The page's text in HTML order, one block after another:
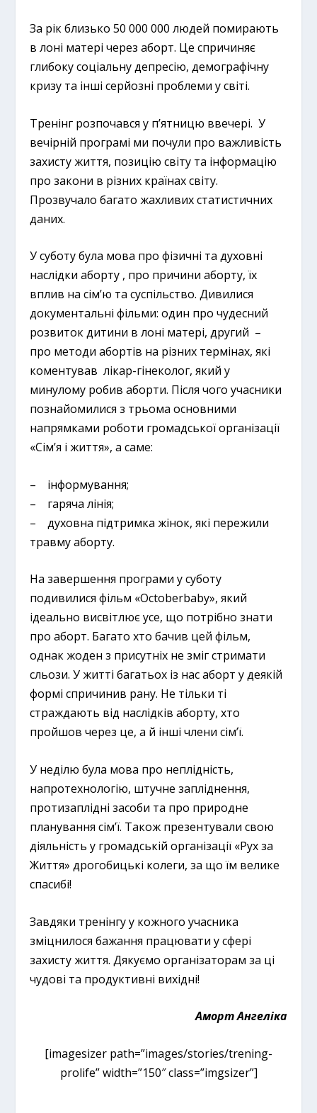
За рік близько 50 000 000 людей помирають
в лоні матері через аборт. Це спричиняє
глибоку соціальну депресію, демографічну
кризу та інші серйозні проблеми у світі.
Тренінг розпочався у п’ятницю ввечері. У
вечірній програмі ми почули про важливість
захисту життя, позицію світу та інформацію
про закони в різних країнах світу.
Прозвучало багато жахливих статистичних
даних.
У суботу була мова про фізичні та духовні
наслідки аборту , про причини аборту, їх
вплив на сім’ю та суспільство. Дивилися
документальні фільми: один про чудесний
розвиток дитини в лоні матері, другий –
про методи абортів на різних термінах, які
коментував лікар-гінеколог, який у
минулому робив аборти. Після чого учасники
познайомилися з трьома основними
напрямками роботи громадської організації
«Сім’я і життя», а саме:
– інформування;
– гаряча лінія;
– духовна підтримка жінок, які пережили
травму аборту.
На завершення програми у суботу
подивилися фільм «Octoberbaby», який
ідеально висвітлює усе, що потрібно знати
про аборт. Багато хто бачив цей фільм,
однак жоден з присутніх не зміг стримати
сльози. У житті багатьох із нас аборт у деякій
формі спричинив рану. Не тільки ті
страждають від наслідків аборту, хто
пройшов через це, а й інші члени сім’ї.
У неділю була мова про неплідність,
напротехнологію, штучне запліднення,
протизаплідні засоби та про природне
планування сім’ї. Також презентували свою
діяльність у громадській організації «Рух за
Життя» дрогобицькі колеги, за що їм велике
спасибі!
Завдяки тренінгу у кожного учасника
зміцнилося бажання працювати у сфері
захисту життя. Дякуємо організаторам за ці
чудові та продуктивні вихідні!
Аморт Ангеліка
[imagesizer path=”images/stories/trening-
prolife” width=”150″ class=”imgsizer”]